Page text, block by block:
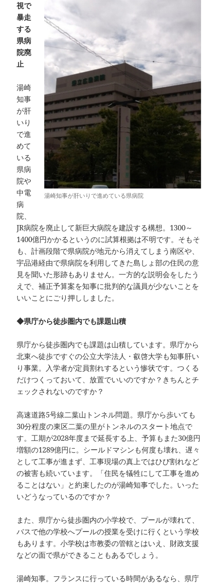
湯崎知事が肝いりで進めている県病院
視で
暴走
する
県病
院廃
止
湯崎
知事
が肝
いり
で進
めて
いる
県病
院や
中電
病
院、
JR病院を廃止して新巨大病院を建設する構想。1300～
1400億円かかるというのに試算根拠は不明です。そもそ
も、計画段階で県病院が地元から消えてしまう南区や、
宇品港経由で県病院を利用してきた島しょ部の住民の意
見を聞いた形跡もありません。一方的な説明会をしたう
えで、補正予算案を知事に批判的な議員が少ないことを
いいことにごり押ししました。
◆県庁から徒歩圏内でも課題山積
県庁から徒歩圏内でも課題は山積しています。県庁から
北東へ徒歩ですぐの公立大学法人・叡啓大学も知事肝い
り事業。入学者が定員割れするという惨状です。つくる
だけつくっておいて、放置でいいのですか？きちんとチ
ェックされないのですか？
高速道路5号線二葉山トンネル問題。県庁から歩いても
30分程度の東区二葉の里がトンネルのスタート地点で
す。工期が2028年度まで延長する上、予算もまた30億円
増額の1289億円に。シールドマシンも何度も壊れ、遅々
として工事が進まず、工事現場の真上ではひび割れなど
の被害も続いています。「住民を犠牲にして工事を進め
ることはない」と約束したのが湯崎知事でした。いった
いどうなっているのですか？
また、県庁から徒歩圏内の小学校で、プールが壊れて、
バスで他の学校へプールの授業を受けに行くという学校
もあります。小学校は市教委の管轄とはいえ、財政支援
などの面で県ができることもあるでしょう。
湯崎知事。フランスに行っている時間があるなら、県庁